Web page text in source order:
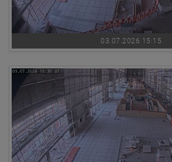
03.07.2026 15:15